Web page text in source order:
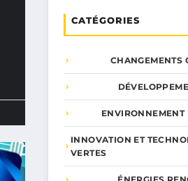
CATÉGORIES
CHANGEMENTS
ENVIRONNEMENT
INNOVATION ET
VERTES